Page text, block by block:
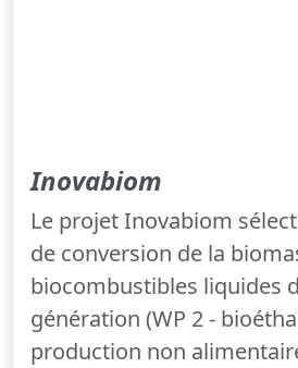
Inovabiom
Le projet Inovabiom
de conversion de la
biocombustibles liquides
génération (WP 2 -
production non